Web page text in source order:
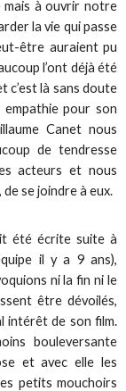
mais à ouvrir notre
la vie qui passe
être auraient pu
l’ont déjà été
c’est là sans doute
pour son
Canet nous
de tendresse
acteurs et nous
se joindre à eux.
été écrite suite à
il y a 9 ans),
ni la fin ni le
être dévoilés,
intérêt de son film.
bouleversante
et avec elle les
petits mouchoirs